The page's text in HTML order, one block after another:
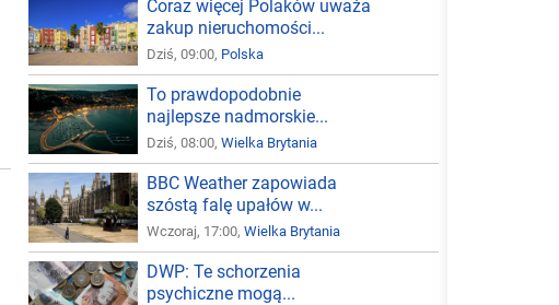
Coraz więcej Polaków uważa
zakup nieruchomości...
Dziś, 09:00, Polska
To prawdopodobnie
najlepsze nadmorskie...
Dziś, 08:00,Wielka Brytania
BBC Weather zapowiada
szóstą falę upałów w...
Wczoraj, 17:00,Wielka Brytania
DWP: Te schorzenia
psychiczne mogą...